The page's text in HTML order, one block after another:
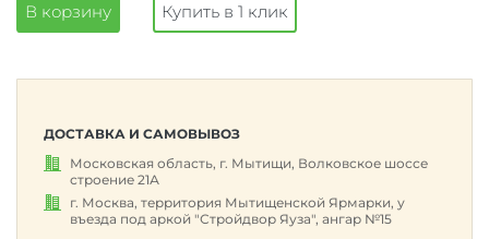
В корзину Купить в 1 клик
ДОСТАВКА И САМОВЫВОЗ
Московская область, г. Мытищи, Волковское шоссе
строение 21А
г. Москва, территория Мытищенской Ярмарки, у
въезда под аркой "Стройдвор Яуза", ангар №15